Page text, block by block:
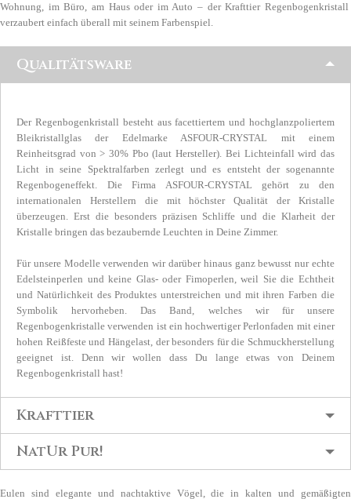
Wohnung, im Büro, am Haus oder im Auto – der Krafttier Regenbogenkristall
verzaubert einfach überall mit seinem Farbenspiel.
Qualitätsware
Der Regenbogenkristall besteht aus facettiertem und hochglanzpoliertem
Bleikristallglas der Edelmarke ASFOUR-CRYSTAL mit einem
Reinheitsgrad von > 30% Pbo (laut Hersteller). Bei Lichteinfall wird das
Licht in seine Spektralfarben zerlegt und es entsteht der sogenannte
Regenbogeneffekt. Die Firma ASFOUR-CRYSTAL gehört zu den
internationalen Herstellern die mit höchster Qualität der Kristalle
überzeugen. Erst die besonders präzisen Schliffe und die Klarheit der
Kristalle bringen das bezaubernde Leuchten in Deine Zimmer.
Für unsere Modelle verwenden wir darüber hinaus ganz bewusst nur echte
Edelsteinperlen und keine Glas- oder Fimoperlen, weil Sie die Echtheit
und Natürlichkeit des Produktes unterstreichen und mit ihren Farben die
Symbolik hervorheben. Das Band, welches wir für unsere
Regenbogenkristalle verwenden ist ein hochwertiger Perlonfaden mit einer
hohen Reißfeste und Hängelast, der besonders für die Schmuckherstellung
geeignet ist. Denn wir wollen dass Du lange etwas von Deinem
Regenbogenkristall hast!
Krafttier
NatUr Pur!
Eulen sind elegante und nachtaktive Vögel, die in kalten und gemäßigten